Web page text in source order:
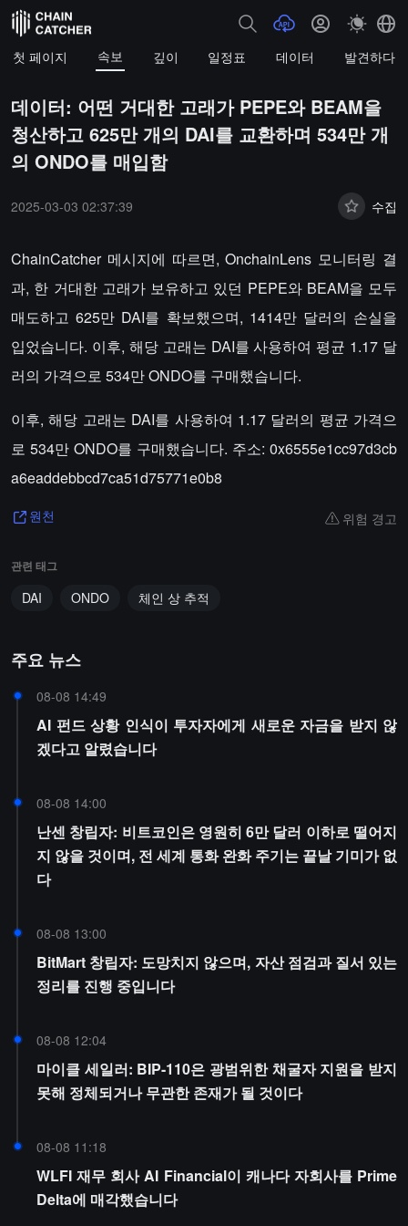
첫 페이지 속보 깊이 일정표 데이터 발견하다
데이터: 어떤 거대한 고래가 PEPE와 BEAM을
청산하고 625만 개의 DAI를 교환하며 534만 개
의 ONDO를 매입함
2025-03-03 02:37:39 수집
ChainCatcher 메시지에 따르면, OnchainLens 모니터링 결
과, 한 거대한 고래가 보유하고 있던 PEPE와 BEAM을 모두
매도하고 625만 DAI를 확보했으며, 1414만 달러의 손실을
입었습니다. 이후, 해당 고래는 DAI를 사용하여 평균 1.17 달
러의 가격으로 534만 ONDO를 구매했습니다.
이후, 해당 고래는 DAI를 사용하여 1.17 달러의 평균 가격으
로 534만 ONDO를 구매했습니다. 주소: 0x6555e1cc97d3cb
a6eaddebbcd7ca51d75771e0b8
원천 위험 경고
관련 태그
DAI ONDO 체인 상 추적
주요 뉴스
08-08 14:49
AI 펀드 상황 인식이 투자자에게 새로운 자금을 받지 않
겠다고 알렸습니다
08-08 14:00
난센 창립자: 비트코인은 영원히 6만 달러 이하로 떨어지
지 않을 것이며, 전 세계 통화 완화 주기는 끝날 기미가 없
다
08-08 13:00
BitMart 창립자: 도망치지 않으며, 자산 점검과 질서 있는
정리를 진행 중입니다
08-08 12:04
마이클 세일러: BIP-110은 광범위한 채굴자 지원을 받지
못해 정체되거나 무관한 존재가 될 것이다
08-08 11:18
WLFI 재무 회사 AI Financial이 캐나다 자회사를 Prime
Delta에 매각했습니다